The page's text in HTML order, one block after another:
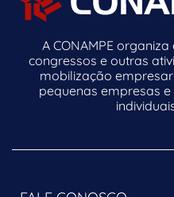
A CONAMPE
congressos e outras
mobilização
pequenas empresas